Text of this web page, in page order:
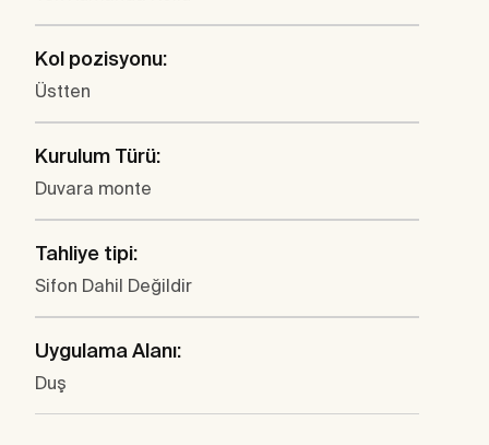
Kol pozisyonu:
Üstten
Kurulum Türü:
Duvara monte
Tahliye tipi:
Sifon Dahil Değildir
Uygulama Alanı:
Duş